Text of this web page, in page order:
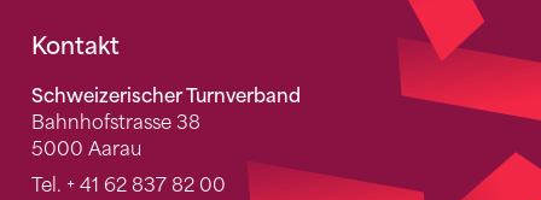
Fusszeile
Kontakt
Schweizerischer Turnverband
Bahnhofstrasse 38
5000 Aarau
Tel. + 41 62 837 82 00